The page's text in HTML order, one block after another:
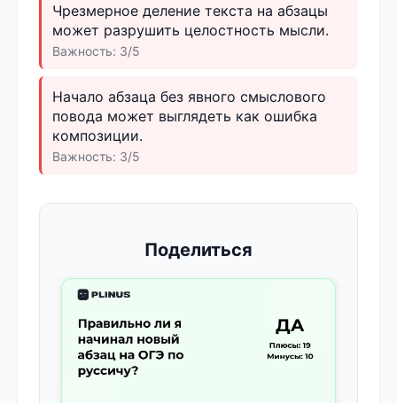
Чрезмерное деление текста на абзацы
может разрушить целостность мысли.
Важность: 3/5
Начало абзаца без явного смыслового
повода может выглядеть как ошибка
композиции.
Важность: 3/5
Поделиться